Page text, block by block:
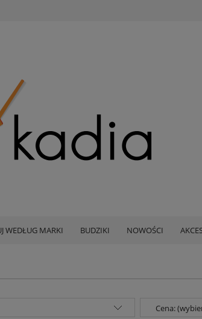
WEDŁUG MARKI BUDZIKI NOWOŚCI
Cena: